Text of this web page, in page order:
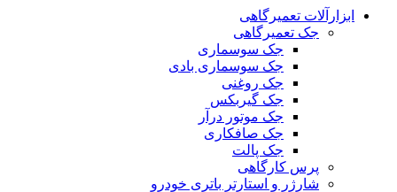
ابزارآلات تعمیرگاهی
جک تعمیرگاهی
جک سوسماری
جک سوسماری بادی
جک روغنی
جک گیربکس
جک موتور درآر
جک صافکاری
جک پالت
پرس کارگاهی
شارژر و استارتر باتری خودرو